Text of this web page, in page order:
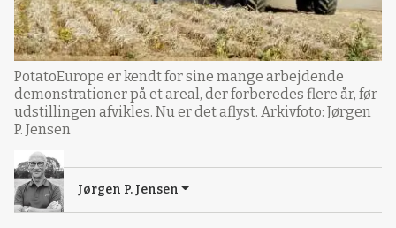
PotatoEurope er kendt for sine mange arbejdende
demonstrationer på et areal, der forberedes flere år, før
udstillingen afvikles. Nu er det aflyst. Arkivfoto: Jørgen
P. Jensen
Jørgen P. Jensen